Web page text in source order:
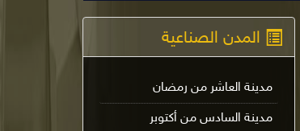
المدن الصناعية
مدينة العاشر من رمضان
مدينة السادس من أكتوبر